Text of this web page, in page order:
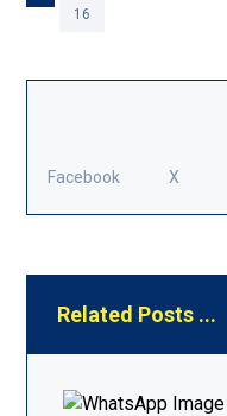
16
Facebook X
Related Posts ...